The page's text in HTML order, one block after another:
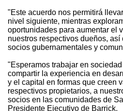
"Este acuerdo nos permitirá
nivel siguiente, mientras
oportunidades para aumentar el
nuestros respectivos dueños, así
socios gubernamentales y
"Esperamos trabajar en
compartir la experiencia en
y el capital en formas que creen
respectivos propietarios, a
socios en las comunidades de
Presidente Ejecutivo de Barrick.